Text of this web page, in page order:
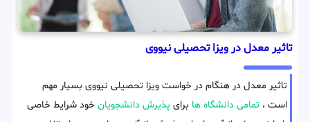
تاثیر معدل در ویزا تحصیلی نیووی
تاثیر معدل در هنگام در خواست ویزا تحصیلی نیووی بسیار مهم
است ، تمامی دانشگاه ها برای پذیرش دانشجویان خود شرایط خاصی